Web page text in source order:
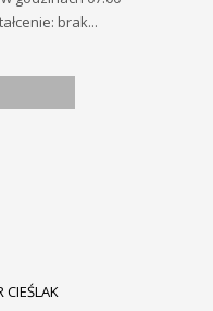
brak...
CIEŚLAK